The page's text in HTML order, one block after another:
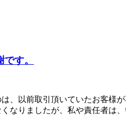
す。
、以前取引頂いていたお客様
なりましたが、私や責任者は